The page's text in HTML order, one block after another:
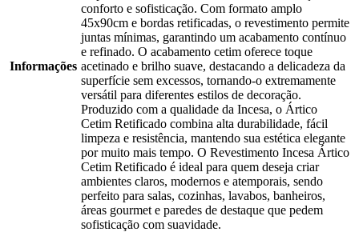
Informações
conforto e sofisticação. Com formato amplo
45x90cm e bordas retificadas, o revestimento permite
juntas mínimas, garantindo um acabamento contínuo
e refinado. O acabamento cetim oferece toque
acetinado e brilho suave, destacando a delicadeza da
superfície sem excessos, tornando-o extremamente
versátil para diferentes estilos de decoração.
Produzido com a qualidade da Incesa, o Ártico
Cetim Retificado combina alta durabilidade, fácil
limpeza e resistência, mantendo sua estética elegante
por muito mais tempo. O Revestimento Incesa Ártico
Cetim Retificado é ideal para quem deseja criar
ambientes claros, modernos e atemporais, sendo
perfeito para salas, cozinhas, lavabos, banheiros,
áreas gourmet e paredes de destaque que pedem
sofisticação com suavidade.